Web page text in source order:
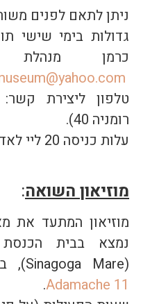
ניתן לתאם לפנים
גדולות בימי שישי
כרמן מנהלת
רומניה 40).
עלות כניסה 20 ליי לאדם.
מוזיאון השואה:
מוזיאון המתעד את
נמצא בבית הכנסת
(Sinagoga Mare), בכתובת:
Adamache 11
.